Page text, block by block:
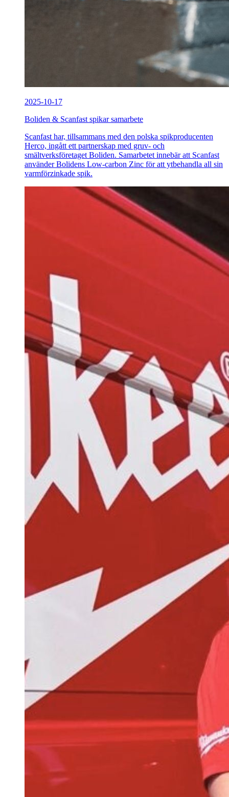
2025-10-17
Boliden & Scanfast spikar samarbete
Scanfast har, tillsammans med den polska spikproducenten
Herco, ingått ett partnerskap med gruv- och
smältverksföretaget Boliden. Samarbetet innebär att Scanfast
använder Bolidens Low-carbon Zinc för att ytbehandla all sin
varmförzinkade spik.